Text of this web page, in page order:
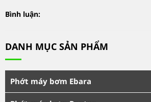
Bình luận:
DANH MỤC SẢN PHẨM
Phớt máy bơm Ebara